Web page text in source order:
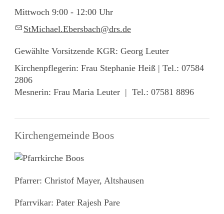
Mittwoch 9:00 - 12:00 Uhr
StM ch l Eb rsb ch drs d
Gewählte Vorsitzende KGR: Georg Leuter
Kirchenpflegerin: Frau Stephanie Heiß | Tel.: 07584
2806
Mesnerin: Frau Maria Leuter | Tel.: 07581 8896
Kirchengemeinde Boos
Pfarrer: Christof Mayer, Altshausen
Pfarrvikar: Pater Rajesh Pare